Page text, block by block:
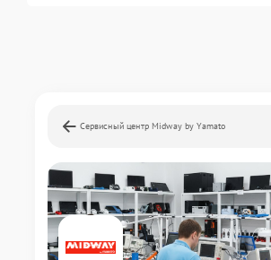
Сервисный центр Midway by Yamato